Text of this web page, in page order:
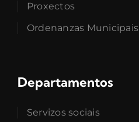
Proxectos
Ordenanzas Municipais
Departamentos
Servizos sociais